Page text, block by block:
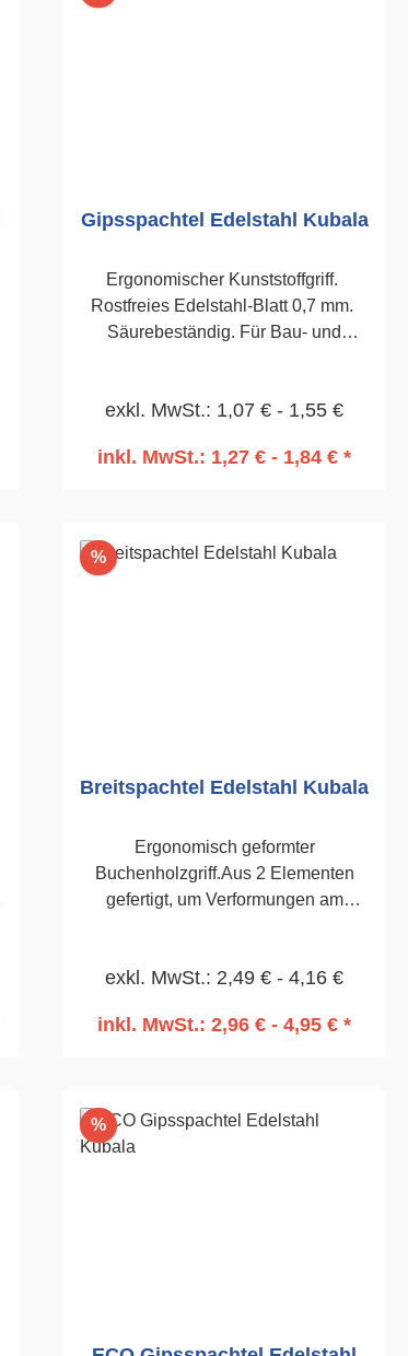
Gipsspachtel Edelstahl Kubala
Ergonomischer Kunststoffgriff.
Rostfreies Edelstahl-Blatt 0,7 mm.
Säurebeständig. Für Bau- und
exkl. MwSt.: 1,07 € - 1,55 €
inkl. MwSt.: 1,27 € - 1,84 € *
%Rabatt
Breitspachtel Edelstahl Kubala
Ergonomisch geformter
Buchenholzgriff.Aus 2 Elementen
gefertigt, um Verformungen am
mm.Säurebeständig.140mm
exkl. MwSt.: 2,49 € - 4,16 €
inkl. MwSt.: 2,96 € - 4,95 € *
%Rabatt